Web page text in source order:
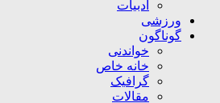
ادبیات
ورزشی
گوناگون
خواندنی
خانه خاص
گرافیک
مقالات